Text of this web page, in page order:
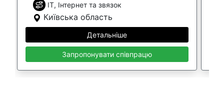
IT, Інтернет та звязок
Київська область
Детальніше
Запропонувати співпрацю